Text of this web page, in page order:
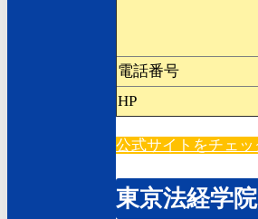
電話番号
HP
公式サイトをチェッ
東京法経学